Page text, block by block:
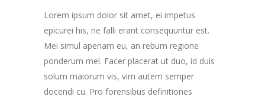
Lorem ipsum dolor sit amet, ei impetus
epicurei his, ne falli erant consequuntur est.
Mei simul aperiam eu, an rebum regione
ponderum mel. Facer placerat ut duo, id duis
solum maiorum vis, vim autem semper
docendi cu. Pro forensibus definitiones